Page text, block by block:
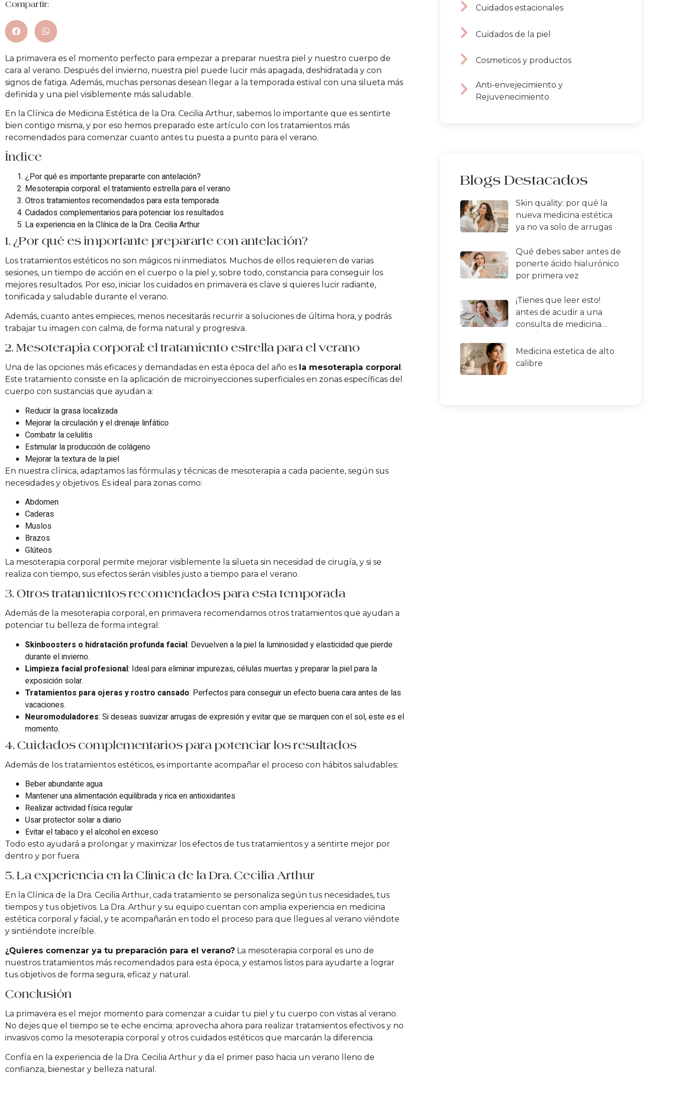
Compartir:
La primavera es el momento perfecto para empezar a preparar nuestra piel y nuestro cuerpo de
cara al verano. Después del invierno, nuestra piel puede lucir más apagada, deshidratada y con
signos de fatiga. Además, muchas personas desean llegar a la temporada estival con una silueta más
definida y una piel visiblemente más saludable.
En la Clínica de Medicina Estética de la Dra. Cecilia Arthur, sabemos lo importante que es sentirte
bien contigo misma, y por eso hemos preparado este artículo con los tratamientos más
recomendados para comenzar cuanto antes tu puesta a punto para el verano.
Índice
¿Por qué es importante prepararte con antelación?
Mesoterapia corporal: el tratamiento estrella para el verano
Otros tratamientos recomendados para esta temporada
Cuidados complementarios para potenciar los resultados
La experiencia en la Clínica de la Dra. Cecilia Arthur
1. ¿Por qué es importante prepararte con antelación?
Los tratamientos estéticos no son mágicos ni inmediatos. Muchos de ellos requieren de varias
sesiones, un tiempo de acción en el cuerpo o la piel y, sobre todo, constancia para conseguir los
mejores resultados. Por eso, iniciar los cuidados en primavera es clave si quieres lucir radiante,
tonificada y saludable durante el verano.
Además, cuanto antes empieces, menos necesitarás recurrir a soluciones de última hora, y podrás
trabajar tu imagen con calma, de forma natural y progresiva.
2. Mesoterapia corporal: el tratamiento estrella para el verano
Una de las opciones más eficaces y demandadas en esta época del año es la mesoterapia corporal.
Este tratamiento consiste en la aplicación de microinyecciones superficiales en zonas específicas del
cuerpo con sustancias que ayudan a:
Reducir la grasa localizada
Mejorar la circulación y el drenaje linfático
Combatir la celulitis
Estimular la producción de colágeno
Mejorar la textura de la piel
En nuestra clínica, adaptamos las fórmulas y técnicas de mesoterapia a cada paciente, según sus
necesidades y objetivos. Es ideal para zonas como:
Abdomen
Caderas
Muslos
Brazos
Glúteos
La mesoterapia corporal permite mejorar visiblemente la silueta sin necesidad de cirugía, y si se
realiza con tiempo, sus efectos serán visibles justo a tiempo para el verano.
3. Otros tratamientos recomendados para esta temporada
Además de la mesoterapia corporal, en primavera recomendamos otros tratamientos que ayudan a
potenciar tu belleza de forma integral:
Skinboosters o hidratación profunda facial: Devuelven a la piel la luminosidad y elasticidad que pierde
durante el invierno.
Limpieza facial profesional: Ideal para eliminar impurezas, células muertas y preparar la piel para la
exposición solar.
Tratamientos para ojeras y rostro cansado: Perfectos para conseguir un efecto buena cara antes de las
vacaciones.
Neuromoduladores: Si deseas suavizar arrugas de expresión y evitar que se marquen con el sol, este es el
momento.
4. Cuidados complementarios para potenciar los resultados
Además de los tratamientos estéticos, es importante acompañar el proceso con hábitos saludables:
Beber abundante agua
Mantener una alimentación equilibrada y rica en antioxidantes
Realizar actividad física regular
Usar protector solar a diario
Evitar el tabaco y el alcohol en exceso
Todo esto ayudará a prolongar y maximizar los efectos de tus tratamientos y a sentirte mejor por
dentro y por fuera.
5. La experiencia en la Clínica de la Dra. Cecilia Arthur
En la Clínica de la Dra. Cecilia Arthur, cada tratamiento se personaliza según tus necesidades, tus
tiempos y tus objetivos. La Dra. Arthur y su equipo cuentan con amplia experiencia en medicina
estética corporal y facial, y te acompañarán en todo el proceso para que llegues al verano viéndote
y sintiéndote increíble.
¿Quieres comenzar ya tu preparación para el verano? La mesoterapia corporal es uno de
nuestros tratamientos más recomendados para esta época, y estamos listos para ayudarte a lograr
tus objetivos de forma segura, eficaz y natural.
Conclusión
La primavera es el mejor momento para comenzar a cuidar tu piel y tu cuerpo con vistas al verano.
No dejes que el tiempo se te eche encima: aprovecha ahora para realizar tratamientos efectivos y no
invasivos como la mesoterapia corporal y otros cuidados estéticos que marcarán la diferencia.
Confía en la experiencia de la Dra. Cecilia Arthur y da el primer paso hacia un verano lleno de
confianza, bienestar y belleza natural.
Cuidados estacionales
Cuidados de la piel
Cosmeticos y productos
Anti-envejecimiento y
Rejuvenecimiento
Blogs Destacados
Skin quality: por qué la
nueva medicina estética
ya no va solo de arrugas
Qué debes saber antes de
ponerte ácido hialurónico
por primera vez
¡Tienes que leer esto!
antes de acudir a una
consulta de medicina
estetica
Medicina estetica de alto
calibre